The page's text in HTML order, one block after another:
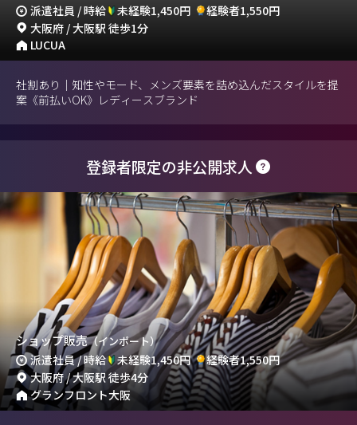
派遣社員 / 時給 未経験1,450円
経験者1,550円
大阪府 / 大阪駅 徒歩1分
LUCUA
社割あり｜知性やモード、メンズ要素を詰め込んだスタイルを提
案《前払いOK》レディースブランド
登録者限定の非公開求人
ショップ販売（インポート）
派遣社員 / 時給 未経験1,450円
経験者1,550円
大阪府 / 大阪駅 徒歩4分
グランフロント大阪